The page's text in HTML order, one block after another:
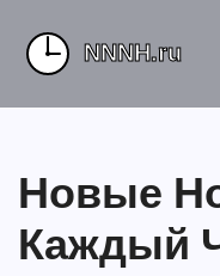
Новые
Каждый